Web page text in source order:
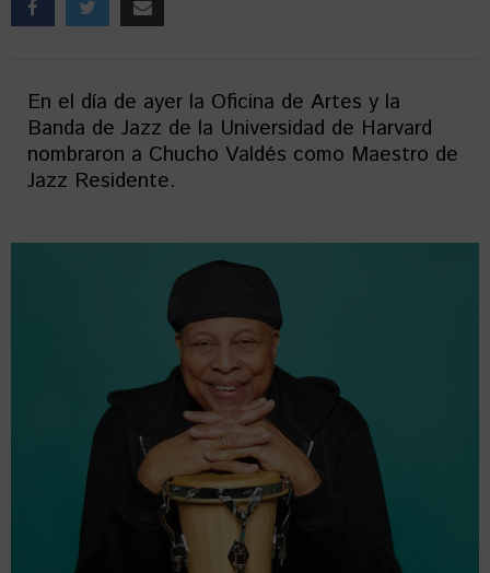
En el día de ayer la Oficina de Artes y la
Banda de Jazz de la Universidad de Harvard
nombraron a Chucho Valdés como Maestro de
Jazz Residente.